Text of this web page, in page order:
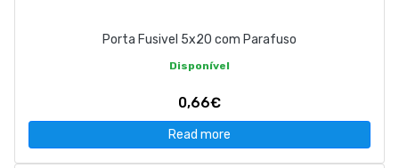
Porta Fusivel 5x20 com Parafuso
Disponível
0,66€
Read more